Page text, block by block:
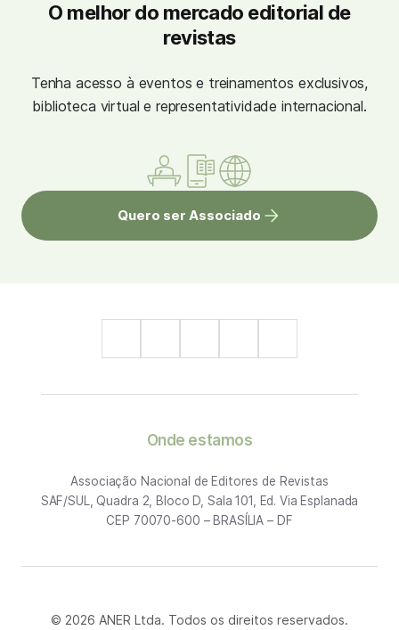
O melhor do mercado editorial de
revistas
Tenha acesso à eventos e treinamentos exclusivos,
biblioteca virtual e representatividade internacional.
Quero ser Associado
Onde estamos
Associação Nacional de Editores de Revistas
SAF/SUL, Quadra 2, Bloco D, Sala 101, Ed. Via Esplanada
CEP 70070-600 – BRASÍLIA – DF
© 2026 ANER Ltda. Todos os direitos reservados.